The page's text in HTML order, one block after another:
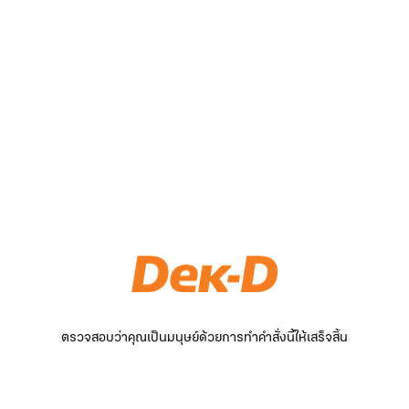
ตรวจสอบว่าคุณเป็นมนุษย์ด้วยการทำคำสั่งนี้ให้เสร็จสิ้น